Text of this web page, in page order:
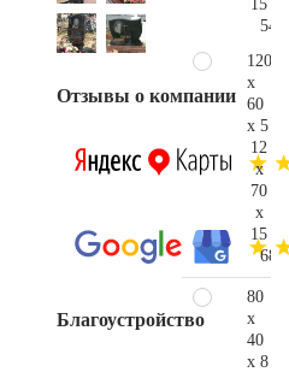
Отзывы о компании
Благоустройство
15
120
x
60
x 5
12
x
70
x
15
80
x
40
x 8